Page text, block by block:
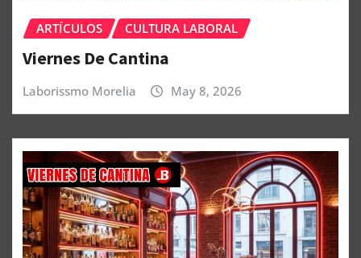
ARTÍCULOS CULTURA LABORAL
Viernes De Cantina
Laborissmo Morelia May 8, 2026